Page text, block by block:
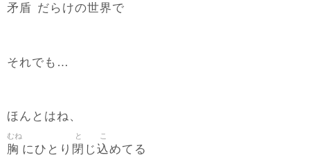
矛盾 だらけの世界で
それでも…
ほんとはね、
胸
むね
にひとり 閉
と
じ込
こ
めてる